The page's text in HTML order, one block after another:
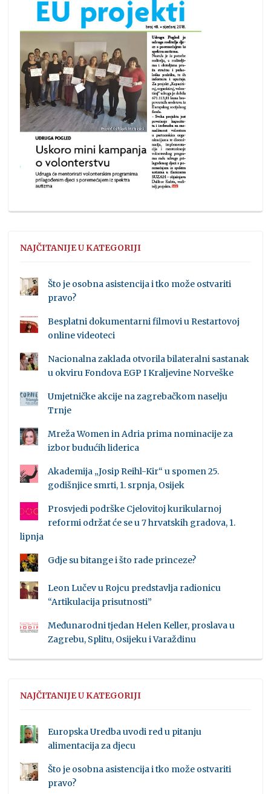
NAJČITANIJE U KATEGORIJI
Što je osobna asistencija i tko može ostvariti
pravo?
Besplatni dokumentarni filmovi u Restartovoj
online videoteci
Nacionalna zaklada otvorila bilateralni sastanak
u okviru Fondova EGP I Kraljevine Norveške
Umjetničke akcije na zagrebačkom naselju
Trnje
Mreža Women in Adria prima nominacije za
izbor budućih liderica
Akademija „Josip Reihl-Kir“ u spomen 25.
godišnjice smrti, 1. srpnja, Osijek
Prosvjedi podrške Cjelovitoj kurikularnoj
reformi održat će se u 7 hrvatskih gradova, 1.
lipnja
Gdje su bitange i što rade princeze?
Leon Lučev u Rojcu predstavlja radionicu
“Artikulacija prisutnosti”
Međunarodni tjedan Helen Keller, proslava u
Zagrebu, Splitu, Osijeku i Varaždinu
NAJČITANIJE U KATEGORIJI
Europska Uredba uvodi red u pitanju
alimentacija za djecu
Što je osobna asistencija i tko može ostvariti
pravo?